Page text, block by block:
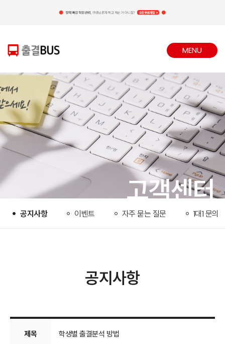
MENU
고객센터
공지사항 이벤트 자주 묻는 질문 1대1 문의
공지사항
제목 학생별 출결분석 방법